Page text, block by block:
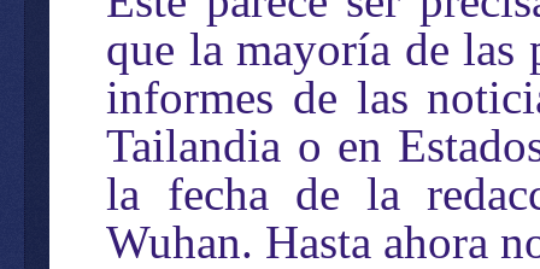
que la mayoría de las
informes de las
Tailandia o en
la fecha de la
Wuhan. Hasta ahora